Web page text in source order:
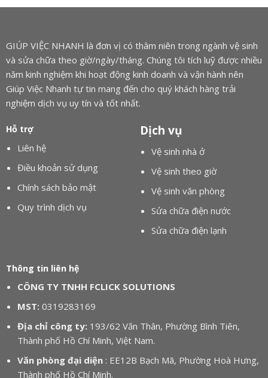
GIÚP VIỆC NHANH là đơn vị có thâm niên trong ngành vệ sinh
và sửa chữa theo giờ/ngày/tháng. Chúng tôi tích luỹ được nhiều
năm kinh nghiệm khi hoạt động kinh doanh và vận hành nên
Giúp Việc Nhanh tự tin mang đến cho quý khách hàng trải
nghiệm dịch vụ uy tín và tốt nhất.
Hỗ trợ
Liên hệ
Điều khoản sử dụng
Chính sách bảo mật
Quy trình dịch vụ
Dịch vụ
Vệ sinh nhà ở
Vệ sinh theo giờ
Vệ sinh văn phòng
Sửa chữa điện nước
Sửa chữa điện lạnh
Thông tin liên hệ
CÔNG TY TNHH FCLICK SOLUTIONS
MST: 0319283169
Địa chỉ công ty: 193/62 Văn Thân, Phường Bình Tiên,
Thành phố Hồ Chí Minh, Việt Nam.
Văn phòng đại diện : EE12B Bạch Mã, Phường Hoà Hưng,
Thành phố Hồ Chí Minh.